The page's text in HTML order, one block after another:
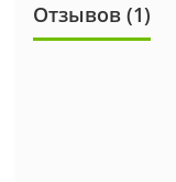
Отзывов (1)